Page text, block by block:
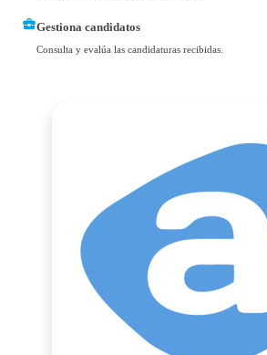
business_centerGestiona candidatos
Consulta y evalúa las candidaturas recibidas.